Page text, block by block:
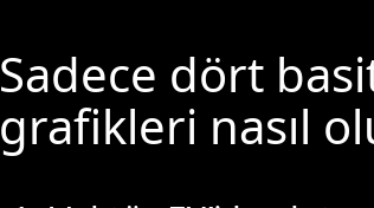
Sadece dört
grafikleri nasıl